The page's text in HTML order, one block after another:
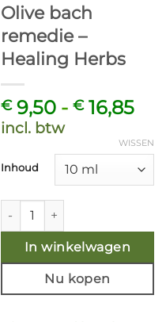
Olive bach
remedie –
Healing Herbs
€9,50 - €16,85
tot
€
incl. btw
Inhoud
WISSEN
Olive bach remedie - Healing
In winkelwagen
Nu kopen